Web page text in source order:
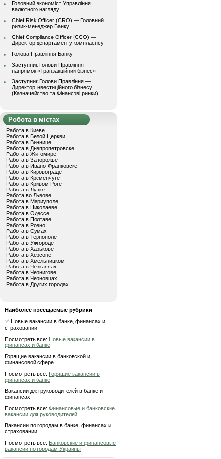
Головний економіст Управління
валютного нагляду
Chief Risk Officer (CRO) — Головний
ризик-менеджер Банку
Chief Compliance Officer (CCO) —
Директор департаменту комплаєнсу
Голова Правління Банку
Заступник Голови Правління -
напрямок «Транзакційний бізнес»
Заступник Голови Правління —
Директор інвестиційного бізнесу
(Казначейство та Фінансові ринки)
Робота в містах
Работа в Киеве
Работа в Белой Церкви
Работа в Виннице
Работа в Днепропетровске
Работа в Житомире
Работа в Запорожье
Работа в Ивано-Франковске
Работа в Кировограде
Работа в Кременчуге
Работа в Кривом Роге
Работа в Луцке
Работа во Львове
Работа в Мариуполе
Работа в Николаеве
Работа в Одессе
Работа в Полтаве
Работа в Ровно
Работа в Сумах
Работа в Тернополе
Работа в Ужгороде
Работа в Харькове
Работа в Херсоне
Работа в Хмельницком
Работа в Черкассах
Работа в Чернигове
Работа в Черновцах
Работа в Других городах
Наиболее посещаемые рубрики
✅ Новые вакансии в банке, финансах и
страховании
Посмотреть все: Новые вакансии в
финансах и банке
Горящие вакансии в банковской и
финансовой сфере
Посмотреть все: Горящие вакансии в
финансах и банке
Вакансии для руководителей в банке и
финансах
Посмотреть все: Финансовые и банковские
вакансии для руководителей
Вакансии по городам в банке, финансах и
страховании
Посмотреть все: Банковские и финансовые
вакансии по городам Украины